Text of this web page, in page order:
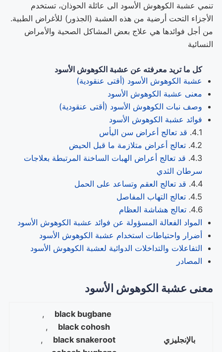
تنمي عشبة الكوهوش الأسود الى عائلة الحوذان، تستخدم
الأجزاء التحت أرضية من هذه العشبة (الجذور) للأغراض الطبية.
من أجل فوائدها هي علاج بعض المشاكل الصحية والأمراض
النسائية
كل ما تريد معرفته عن عشبة الكوهوش الأسود
عشبة الكوهوش الأسود (أقتى عنقودية)
معنى عشبة الكوهوش الأسود
وصف نبات الكوهوش الأسود (أقتى عنقودية)
فوائد عشبة الكوهوش الأسود
قد تعالج أعراض سن اليأس
تعالج أعراض متلازمة ما قبل الحيض
قد تعالج أعراض الهبات الساخنة المرتبطة بعلاجات
سرطان الثدي
قد تعالج العقم وتساعد على الحمل
تعالج التهاب المفاصل
تعالج هشاشة العظام
المواد الفعالة المسؤولة عن فوائد عشبة الكوهوش الأسود
أضرار واحتياطات استخدام عشبة الكوهوش الأسود
التفاعلات والتداخلات الدوائية لعشبة الكوهوش الأسود
المصادر
معنى عشبة الكوهوش الأسود
بالإنجليزي
black bugbane
,
black cohosh
,
black snakeroot
,